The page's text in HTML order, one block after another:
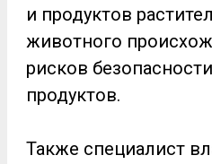
и продуктов
животного
рисков
продуктов.
Также специалист